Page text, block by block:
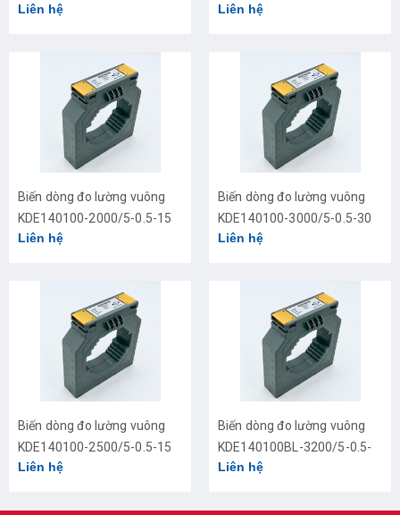
Liên hệ
Liên hệ
Biến dòng đo lường vuông
KDE140100-2000/5-0.5-15
Liên hệ
Biến dòng đo lường vuông
KDE140100-3000/5-0.5-30
Liên hệ
Biến dòng đo lường vuông
KDE140100-2500/5-0.5-15
Liên hệ
Biến dòng đo lường vuông
KDE140100BL-3200/5-0.5-
30
Liên hệ